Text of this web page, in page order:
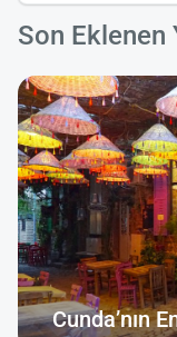
Son Eklenen
Cunda’nın